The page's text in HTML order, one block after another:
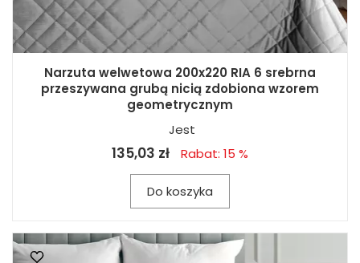
Narzuta welwetowa 200x220 RIA 6 srebrna
przeszywana grubą nicią zdobiona wzorem
geometrycznym
Jest
135,03 zł Rabat: 15 %
Do koszyka